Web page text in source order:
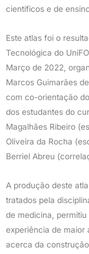
científicos e de
Este atlas foi o
Tecnológica do
Março de 2022,
Marcos Guimarães
com co-orientação
dos estudantes do
Magalhães Ribeiro
Oliveira da Rocha
Berriel Abreu
A produção deste
tratados pela
de medicina,
experiência de maior
acerca da